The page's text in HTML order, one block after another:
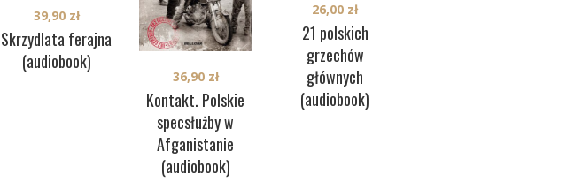
Skrzydlata ferajna
(audiobook)
39,90 zł
Kontakt. Polskie
specsłużby w
Afganistanie
(audiobook)
36,90 zł
21 polskich
grzechów
głównych
(audiobook)
26,00 zł